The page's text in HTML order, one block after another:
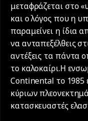
μεταφράζεται στο
και ο λόγος που η
παραμείνει η ίδια
να ανταπεξέλθεις
αντέξεις τα πάντα
το καλοκαίρι.Η
Continental το 1985
κύριων
κατασκευαστές